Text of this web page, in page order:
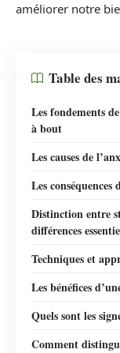
améliorer notre
Table des
Les fondements
à bout
Les causes de
Les
Distinction entre
différences
Techniques et
Les bénéfices
Quels sont les
Comment